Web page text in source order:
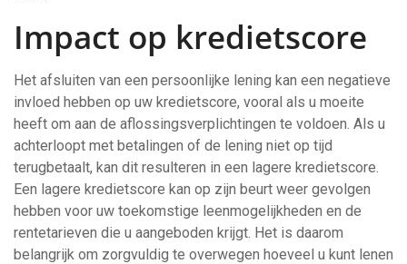
Impact op kredietscore
Het afsluiten van een persoonlijke lening kan een negatieve
invloed hebben op uw kredietscore, vooral als u moeite
heeft om aan de aflossingsverplichtingen te voldoen. Als u
achterloopt met betalingen of de lening niet op tijd
terugbetaalt, kan dit resulteren in een lagere kredietscore.
Een lagere kredietscore kan op zijn beurt weer gevolgen
hebben voor uw toekomstige leenmogelijkheden en de
rentetarieven die u aangeboden krijgt. Het is daarom
belangrijk om zorgvuldig te overwegen hoeveel u kunt lenen